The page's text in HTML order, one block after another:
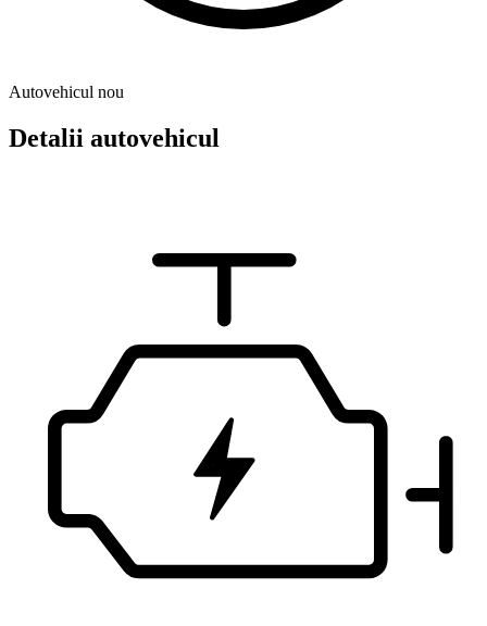
Autovehicul nou
Detalii autovehicul